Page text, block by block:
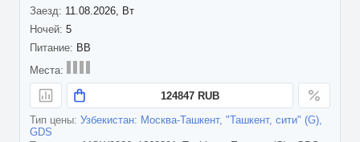
11.08.2026, Вт
5
BB
124847 RUB
Узбекистан: Москва-Ташкент, "Ташкент, сити" (G),
GDS